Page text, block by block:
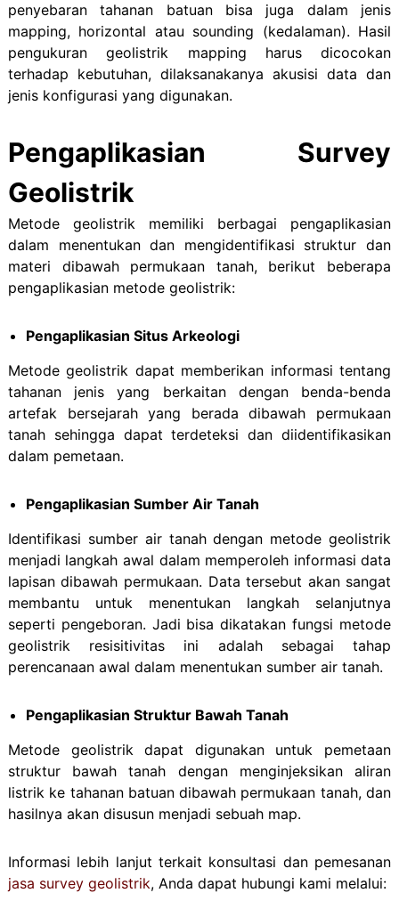
penyebaran tahanan batuan bisa juga dalam jenis
mapping, horizontal atau sounding (kedalaman). Hasil
pengukuran geolistrik mapping harus dicocokan
terhadap kebutuhan, dilaksanakanya akusisi data dan
jenis konfigurasi yang digunakan.
Pengaplikasian Survey
Geolistrik
Metode geolistrik memiliki berbagai pengaplikasian
dalam menentukan dan mengidentifikasi struktur dan
materi dibawah permukaan tanah, berikut beberapa
pengaplikasian metode geolistrik:
Pengaplikasian Situs Arkeologi
Metode geolistrik dapat memberikan informasi tentang
tahanan jenis yang berkaitan dengan benda-benda
artefak bersejarah yang berada dibawah permukaan
tanah sehingga dapat terdeteksi dan diidentifikasikan
dalam pemetaan.
Pengaplikasian Sumber Air Tanah
Identifikasi sumber air tanah dengan metode geolistrik
menjadi langkah awal dalam memperoleh informasi data
lapisan dibawah permukaan. Data tersebut akan sangat
membantu untuk menentukan langkah selanjutnya
seperti pengeboran. Jadi bisa dikatakan fungsi metode
geolistrik resisitivitas ini adalah sebagai tahap
perencanaan awal dalam menentukan sumber air tanah.
Pengaplikasian Struktur Bawah Tanah
Metode geolistrik dapat digunakan untuk pemetaan
struktur bawah tanah dengan menginjeksikan aliran
listrik ke tahanan batuan dibawah permukaan tanah, dan
hasilnya akan disusun menjadi sebuah map.
Informasi lebih lanjut terkait konsultasi dan pemesanan
jasa survey geolistrik, Anda dapat hubungi kami melalui: